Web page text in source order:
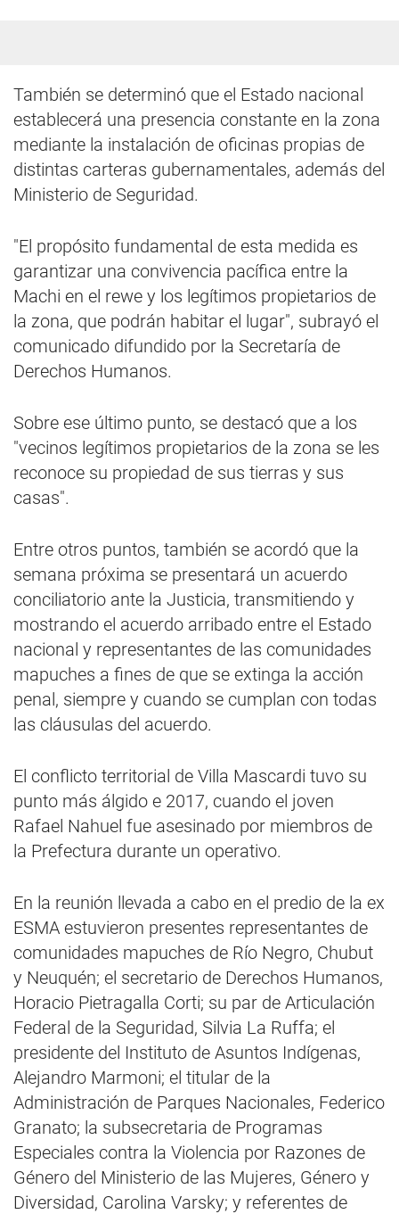
También se determinó que el Estado nacional
establecerá una presencia constante en la zona
mediante la instalación de oficinas propias de
distintas carteras gubernamentales, además del
Ministerio de Seguridad.
"El propósito fundamental de esta medida es
garantizar una convivencia pacífica entre la
Machi en el rewe y los legítimos propietarios de
la zona, que podrán habitar el lugar", subrayó el
comunicado difundido por la Secretaría de
Derechos Humanos.
Sobre ese último punto, se destacó que a los
"vecinos legítimos propietarios de la zona se les
reconoce su propiedad de sus tierras y sus
casas".
Entre otros puntos, también se acordó que la
semana próxima se presentará un acuerdo
conciliatorio ante la Justicia, transmitiendo y
mostrando el acuerdo arribado entre el Estado
nacional y representantes de las comunidades
mapuches a fines de que se extinga la acción
penal, siempre y cuando se cumplan con todas
las cláusulas del acuerdo.
El conflicto territorial de Villa Mascardi tuvo su
punto más álgido e 2017, cuando el joven
Rafael Nahuel fue asesinado por miembros de
la Prefectura durante un operativo.
En la reunión llevada a cabo en el predio de la ex
ESMA estuvieron presentes representantes de
comunidades mapuches de Río Negro, Chubut
y Neuquén; el secretario de Derechos Humanos,
Horacio Pietragalla Corti; su par de Articulación
Federal de la Seguridad, Silvia La Ruffa; el
presidente del Instituto de Asuntos Indígenas,
Alejandro Marmoni; el titular de la
Administración de Parques Nacionales, Federico
Granato; la subsecretaria de Programas
Especiales contra la Violencia por Razones de
Género del Ministerio de las Mujeres, Género y
Diversidad, Carolina Varsky; y referentes de